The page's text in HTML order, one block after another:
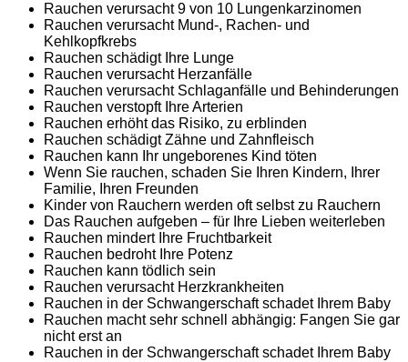
Rauchen verursacht 9 von 10 Lungenkarzinomen
Rauchen verursacht Mund-, Rachen- und
Kehlkopfkrebs
Rauchen schädigt Ihre Lunge
Rauchen verursacht Herzanfälle
Rauchen verursacht Schlaganfälle und Behinderungen
Rauchen verstopft Ihre Arterien
Rauchen erhöht das Risiko, zu erblinden
Rauchen schädigt Zähne und Zahnfleisch
Rauchen kann Ihr ungeborenes Kind töten
Wenn Sie rauchen, schaden Sie Ihren Kindern, Ihrer
Familie, Ihren Freunden
Kinder von Rauchern werden oft selbst zu Rauchern
Das Rauchen aufgeben – für Ihre Lieben weiterleben
Rauchen mindert Ihre Fruchtbarkeit
Rauchen bedroht Ihre Potenz
Rauchen kann tödlich sein
Rauchen verursacht Herzkrankheiten
Rauchen in der Schwangerschaft schadet Ihrem Baby
Rauchen macht sehr schnell abhängig: Fangen Sie gar
nicht erst an
Rauchen in der Schwangerschaft schadet Ihrem Baby